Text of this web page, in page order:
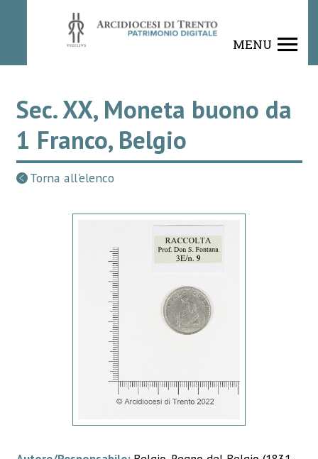
MENU
Sec. XX, Moneta buono da
1 Franco, Belgio
Torna all'elenco